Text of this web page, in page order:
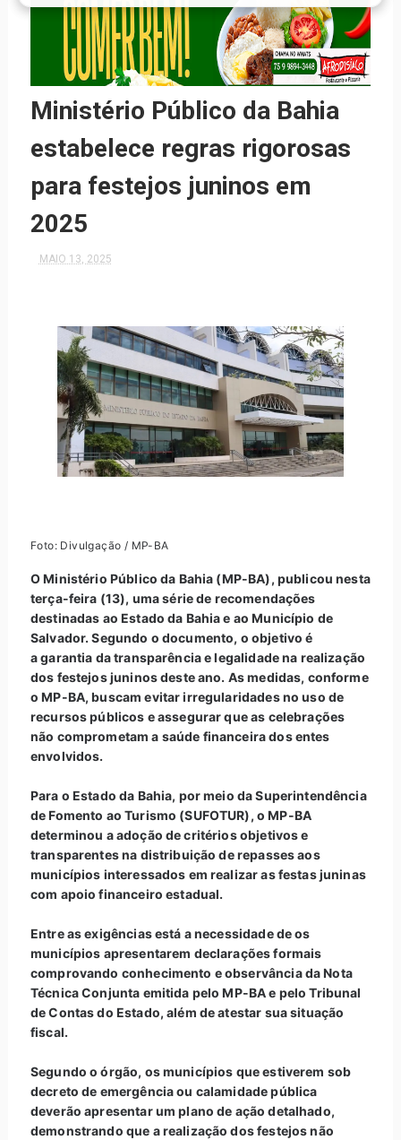
Ministério Público da Bahia
estabelece regras rigorosas
para festejos juninos em
2025
MAIO 13, 2025
Foto: Divulgação / MP-BA
O Ministério Público da Bahia (MP-BA), publicou nesta
terça-feira (13), uma série de recomendações
destinadas ao Estado da Bahia e ao Município de
Salvador. Segundo o documento, o objetivo é
a garantia da transparência e legalidade na realização
dos festejos juninos deste ano. As medidas, conforme
o MP-BA, buscam evitar irregularidades no uso de
recursos públicos e assegurar que as celebrações
não comprometam a saúde financeira dos entes
envolvidos.
Para o Estado da Bahia, por meio da Superintendência
de Fomento ao Turismo (SUFOTUR), o MP-BA
determinou a adoção de critérios objetivos e
transparentes na distribuição de repasses aos
municípios interessados em realizar as festas juninas
com apoio financeiro estadual.
Entre as exigências está a necessidade de os
municípios apresentarem declarações formais
comprovando conhecimento e observância da Nota
Técnica Conjunta emitida pelo MP-BA e pelo Tribunal
de Contas do Estado, além de atestar sua situação
fiscal.
Segundo o órgão, os municípios que estiverem sob
decreto de emergência ou calamidade pública
deverão apresentar um plano de ação detalhado,
demonstrando que a realização dos festejos não